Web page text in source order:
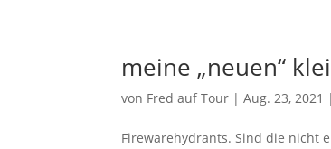
meine „neuen“
von Fred auf Tour |Aug. 23, 2021
Firewarehydrants. Sind die nicht